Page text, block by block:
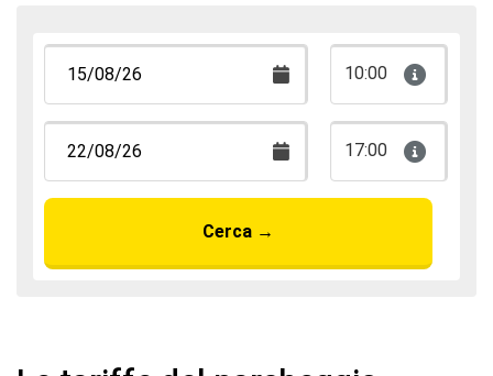
10:00
17:00
Cerca →